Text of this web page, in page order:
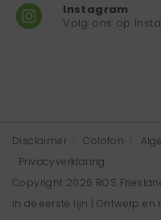
Instagram
Volg ons op
Disclaimer Colofon
Privacyverklaring
Copyright 2026 ROS
in de eerste lijn | Ontwerp en